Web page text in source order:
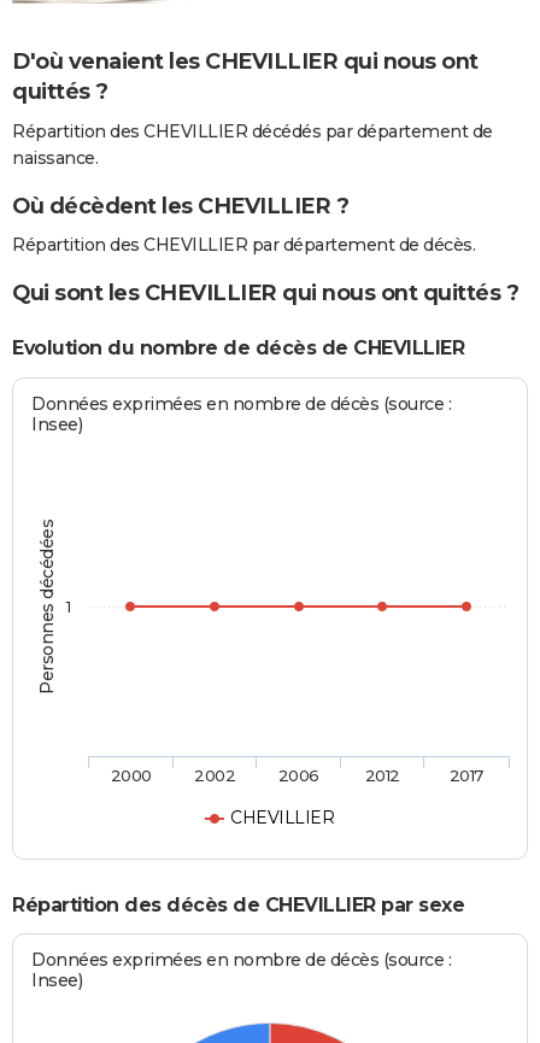
D'où venaient les CHEVILLIER qui nous ont
quittés ?
Répartition des CHEVILLIER décédés par département de
naissance.
Où décèdent les CHEVILLIER ?
Répartition des CHEVILLIER par département de décès.
Qui sont les CHEVILLIER qui nous ont quittés ?
Evolution du nombre de décès de CHEVILLIER
Personnes décédées
Données exprimées en nombre de décès (source :
Insee)
CHEVILLIER
2000 2002 2006 2012 2017
1
Répartition des décès de CHEVILLIER par sexe
Données exprimées en nombre de décès (source :
Insee)